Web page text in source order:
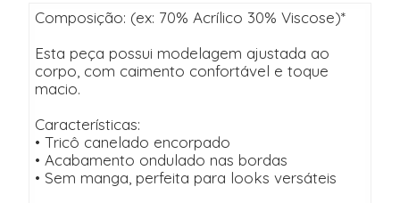
Composição: (ex: 70% Acrílico 30% Viscose)*
Esta peça possui modelagem ajustada ao
corpo, com caimento confortável e toque
macio.
Características:
• Tricô canelado encorpado
• Acabamento ondulado nas bordas
• Sem manga, perfeita para looks versáteis